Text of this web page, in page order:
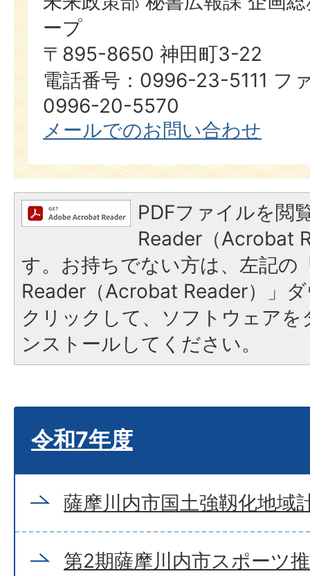
ープ
〒895-8650 神田町3-22
電話番号：0996-23-5111 フ
0996-20-5570
メールでのお問い合わせ
PDFファイルを閲
Reader（Acrobat
す。お持ちでない方は、左記の
Reader（Acrobat Reader）」
クリックして、ソフトウェア
ンストールしてください。
令和7年度
薩摩川内市国土強靱化地域
第2期薩摩川内市スポーツ